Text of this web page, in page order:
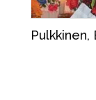
Pulkkinen,